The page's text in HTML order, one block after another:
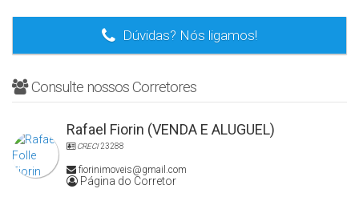
Dúvidas? Nós ligamos!
Consulte nossos Corretores
Rafael Fiorin (VENDA E ALUGUEL)
CRECI23288
fiorinimoveis@gmail.com
Página do Corretor